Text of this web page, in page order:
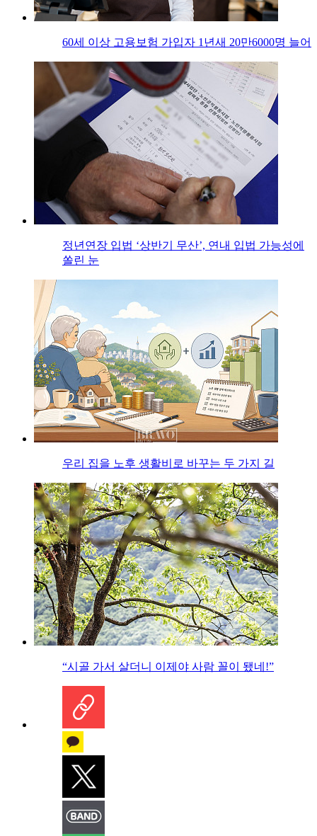
60세 이상 고용보험 가입자 1년새 20만6000명 늘어
정년연장 입법 ‘상반기 무산’, 연내 입법 가능성에
쏠린 눈
우리 집을 노후 생활비로 바꾸는 두 가지 길
“시골 가서 살더니 이제야 사람 꼴이 됐네!”